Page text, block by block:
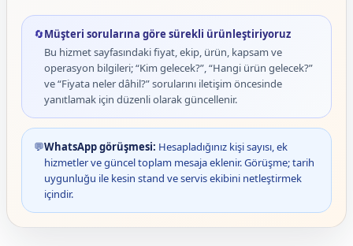
🔄Müşteri sorularına göre sürekli ürünleştiriyoruz
Bu hizmet sayfasındaki fiyat, ekip, ürün, kapsam ve
operasyon bilgileri; “Kim gelecek?”, “Hangi ürün gelecek?”
ve “Fiyata neler dâhil?” sorularını iletişim öncesinde
yanıtlamak için düzenli olarak güncellenir.
💬WhatsApp görüşmesi: Hesapladığınız kişi sayısı, ek
hizmetler ve güncel toplam mesaja eklenir. Görüşme; tarih
uygunluğu ile kesin stand ve servis ekibini netleştirmek
içindir.